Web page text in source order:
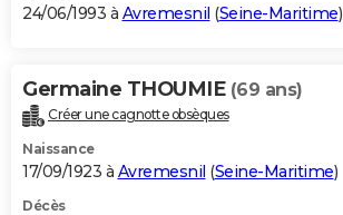
24/06/1993 à Avremesnil (Seine-Maritime)
Germaine THOUMIE (69 ans)
Créer une cagnotte obsèques
Naissance
17/09/1923 à Avremesnil (Seine-Maritime)
Décès